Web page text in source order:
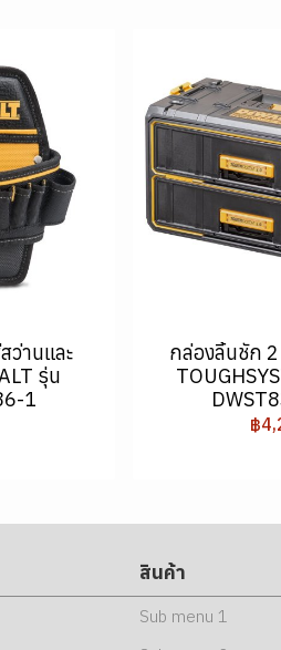
ว่านและ
รุ่น
1
กล่องลิ้นชัก
฿
สินค้า
Sub menu 1